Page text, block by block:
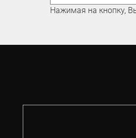
Нажимая на кнопку,